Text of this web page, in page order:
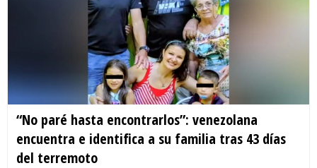
“No paré hasta encontrarlos”: venezolana
encuentra e identifica a su familia tras 43 días
del terremoto